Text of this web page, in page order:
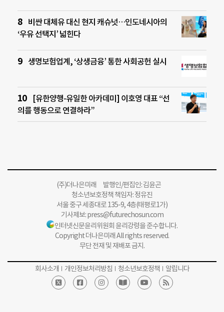
비싼 대체유 대신 현지 캐슈넛…인도네시아의
‘우유 선택지’ 넓힌다
생명보험업계, ‘상생금융’ 통한 사회공헌 실시
[유한양행-유일한 아카데미] 이호영 대표 “선
의를 행동으로 연결하라”
(주)더나은미래 발행인/편집인: 김윤곤
청소년보호정책 책임자: 정유진
서울 중구 세종대로 135-9, 4층(태평로1가)
기사제보:press@futurechosun.com
인터넷신문윤리위원회 윤리강령을 준수합니다.
Copyright 더나은미래 All rights reserved.
무단 전재 및 재배포 금지.
회사소개 개인정보처리방침 청소년보호정책 알립니다